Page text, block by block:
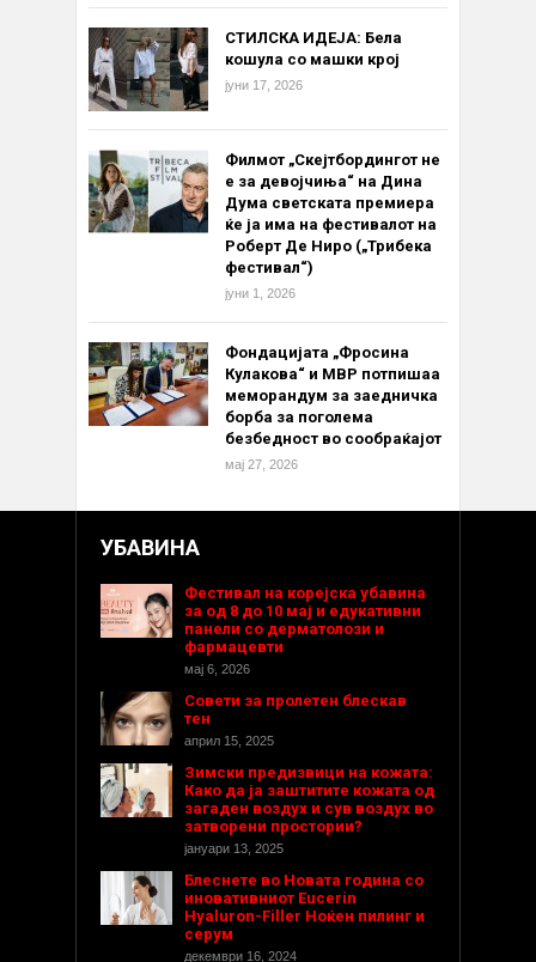
СТИЛСКА ИДЕЈА: Бела
кошула со машки крој
јуни 17, 2026
Филмот „Скејтбордингот не
е за девојчиња“ на Дина
Дума светската премиера
ќе ја има на фестивалот на
Роберт Де Ниро („Трибека
фестивал“)
јуни 1, 2026
Фондацијата „Фросина
Кулакова“ и МВР потпишаа
меморандум за заедничка
борба за поголема
безбедност во сообраќајот
мај 27, 2026
УБАВИНА
Фестивал на корејска убавина
за од 8 до 10 мај и едукативни
панели со дерматолози и
фармацевти
мај 6, 2026
Совети за пролетен блескав
тен
април 15, 2025
Зимски предизвици на кожата:
Како да ја заштитите кожата од
загаден воздух и сув воздух во
затворени простории?
јануари 13, 2025
Блеснете во Новата година со
иновативниот Eucerin
Hyaluron-Filler Ноќен пилинг и
серум
декември 16, 2024